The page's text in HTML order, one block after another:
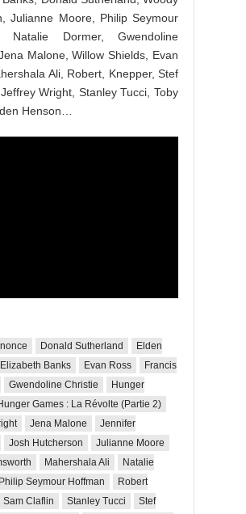
Julianne Moore, Philip Seymour
Natalie Dormer, Gwendoline
Malone, Willow Shields, Evan
Ali, Robert, Knepper, Stef
Wright, Stanley Tucci, Toby
Henson…
Donald Sutherland
Elden
Elizabeth Banks Evan Ross
Francis
Gwendoline Christie
Hunger
Games : La Révolte (Partie 2)
Jena Malone
Jennifer
Josh Hutcherson
Julianne Moore
Mahershala Ali
Natalie
Philip Seymour Hoffman
Robert
Sam Claflin Stanley Tucci
Stef